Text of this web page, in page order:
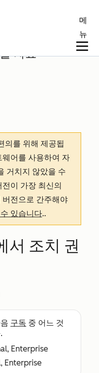
메
뉴
자료
의를 위해 제공됩
어를 사용하여 자
거치지 않았을 수
이 가장 최신의
전으로 간주해야
있습니다..
서 조치 권
구독 중 어느 것
Enterprise
Enterprise